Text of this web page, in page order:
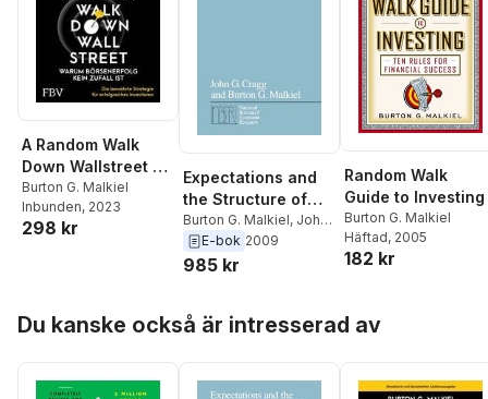
A Random Walk
Down Wallstreet -
warum
Börsenerfolg kein
Zufall ist
Burton G. Malkiel
Inbunden, 2023
298 kr
Expectations and
the Structure of
Share Prices
Burton G. Malkiel, John
G. Cragg
E-bok 2009
985 kr
Random Walk
Guide to Investing
Burton G. Malkiel
Häftad, 2005
182 kr
Du kanske också är intresserad av